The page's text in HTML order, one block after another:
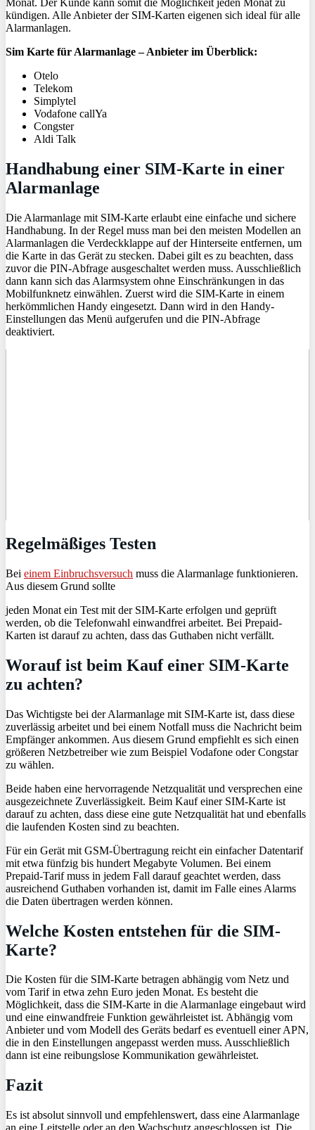
Monat. Der Kunde kann somit die Möglichkeit jeden Monat zu
kündigen. Alle Anbieter der SIM-Karten eigenen sich ideal für alle
Alarmanlagen.
Sim Karte für Alarmanlage – Anbieter im Überblick:
Otelo
Telekom
Simplytel
Vodafone callYa
Congster
Aldi Talk
Handhabung einer SIM-Karte in einer
Alarmanlage
Die Alarmanlage mit SIM-Karte erlaubt eine einfache und sichere
Handhabung. In der Regel muss man bei den meisten Modellen an
Alarmanlagen die Verdeckklappe auf der Hinterseite entfernen, um
die Karte in das Gerät zu stecken. Dabei gilt es zu beachten, dass
zuvor die PIN-Abfrage ausgeschaltet werden muss. Ausschließlich
dann kann sich das Alarmsystem ohne Einschränkungen in das
Mobilfunknetz einwählen. Zuerst wird die SIM-Karte in einem
herkömmlichen Handy eingesetzt. Dann wird in den Handy-
Einstellungen das Menü aufgerufen und die PIN-Abfrage
deaktiviert.
Regelmäßiges Testen
Bei einem Einbruchsversuch muss die Alarmanlage funktionieren.
Aus diesem Grund sollte
jeden Monat ein Test mit der SIM-Karte erfolgen und geprüft
werden, ob die Telefonwahl einwandfrei arbeitet. Bei Prepaid-
Karten ist darauf zu achten, dass das Guthaben nicht verfällt.
Worauf ist beim Kauf einer SIM-Karte
zu achten?
Das Wichtigste bei der Alarmanlage mit SIM-Karte ist, dass diese
zuverlässig arbeitet und bei einem Notfall muss die Nachricht beim
Empfänger ankommen. Aus diesem Grund empfiehlt es sich einen
größeren Netzbetreiber wie zum Beispiel Vodafone oder Congstar
zu wählen.
Beide haben eine hervorragende Netzqualität und versprechen eine
ausgezeichnete Zuverlässigkeit. Beim Kauf einer SIM-Karte ist
darauf zu achten, dass diese eine gute Netzqualität hat und ebenfalls
die laufenden Kosten sind zu beachten.
Für ein Gerät mit GSM-Übertragung reicht ein einfacher Datentarif
mit etwa fünfzig bis hundert Megabyte Volumen. Bei einem
Prepaid-Tarif muss in jedem Fall darauf geachtet werden, dass
ausreichend Guthaben vorhanden ist, damit im Falle eines Alarms
die Daten übertragen werden können.
Welche Kosten entstehen für die SIM-
Karte?
Die Kosten für die SIM-Karte betragen abhängig vom Netz und
vom Tarif in etwa zehn Euro jeden Monat. Es besteht die
Möglichkeit, dass die SIM-Karte in die Alarmanlage eingebaut wird
und eine einwandfreie Funktion gewährleistet ist. Abhängig vom
Anbieter und vom Modell des Geräts bedarf es eventuell einer APN,
die in den Einstellungen angepasst werden muss. Ausschließlich
dann ist eine reibungslose Kommunikation gewährleistet.
Fazit
Es ist absolut sinnvoll und empfehlenswert, dass eine Alarmanlage